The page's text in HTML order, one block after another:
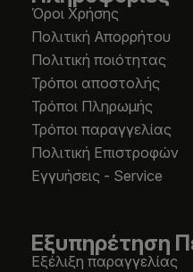
Όροι Χρήσης
Πολιτική Απορρήτου
Πολιτική ποιότητας
Τρόποι αποστολής
Τρόποι Πληρωμής
Τρόποι παραγγελίας
Πολιτική Επιστροφών
Εγγυήσεις - Service
Εξυπηρέτηση
Εξέλιξη παραγγελίας